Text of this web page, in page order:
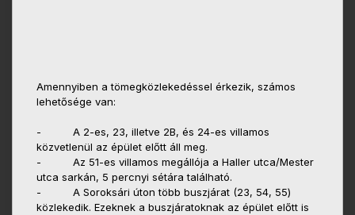
Amennyiben a tömegközlekedéssel érkezik, számos
lehetősége van:
- A 2-es, 23, illetve 2B, és 24-es villamos
közvetlenül az épület előtt áll meg.
- Az 51-es villamos megállója a Haller utca/Mester
utca sarkán, 5 percnyi sétára található.
- A Soroksári úton több buszjárat (23, 54, 55)
közlekedik. Ezeknek a buszjáratoknak az épület előtt is